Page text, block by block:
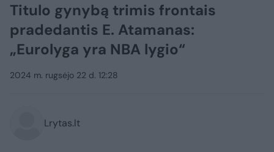
Titulo gynybą trimis frontais
pradedantis E. Atamanas:
„Eurolyga yra NBA lygio“
2024 m. rugsėjo 22 d. 12:28
Lrytas.lt